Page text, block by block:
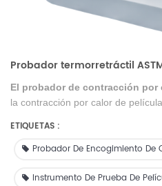
Probador termorretráctil ASTM
El probador de contracción por
la contracción por calor de
ETIQUETAS :
Probador De Encogimiento De
Instrumento De Prueba De